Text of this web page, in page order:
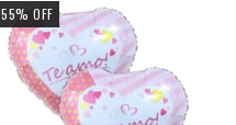
55% OFF